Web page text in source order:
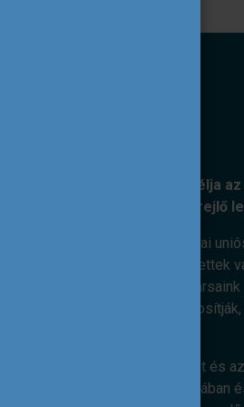
Közalapítvány kiemelt célja
együttműködéseiben rejlő
érdekében feladatunk az európai
célok mentén. Elkötelezettek
dolgoznak.
nemzetközi kapcsolatai
abban, hogy az ifjúsági terület
életkészségeik elsajátításában